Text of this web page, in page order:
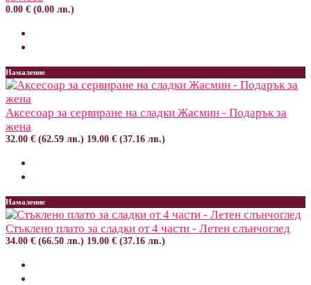
0.00 € (0.00 лв.)
Намаление
Аксесоар за сервиране на сладки Жасмин - Подарък за
жена
32.00 € (62.59 лв.) 19.00 € (37.16 лв.)
Намаление
Стъклено плато за сладки от 4 части - Летен слънчоглед
34.00 € (66.50 лв.) 19.00 € (37.16 лв.)